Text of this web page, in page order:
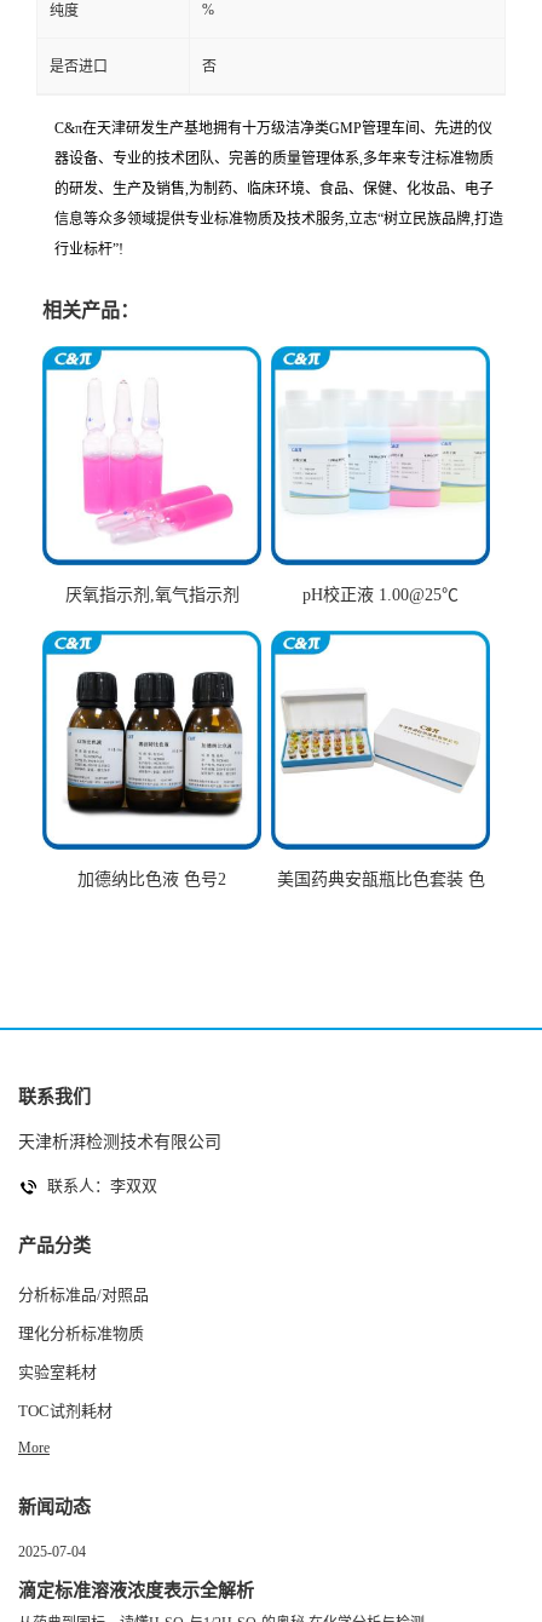
纯度 %
是否进口 否
C&π在天津研发生产基地拥有十万级洁净类GMP管理车间、先进的仪
器设备、专业的技术团队、完善的质量管理体系,多年来专注标准物质
的研发、生产及销售,为制药、临床环境、食品、保健、化妆品、电子
信息等众多领域提供专业标准物质及技术服务,立志“树立民族品牌,打造
行业标杆”!
相关产品：
厌氧指示剂,氧气指示剂 pH校正液 1.00@25℃
加德纳比色液 色号2
美国药典安瓿瓶比色套装 色
联系我们
天津析湃检测技术有限公司
联系人：李双双
产品分类
分析标准品/对照品
理化分析标准物质
实验室耗材
TOC试剂耗材
More
新闻动态
2025-07-04
滴定标准溶液浓度表示全解析